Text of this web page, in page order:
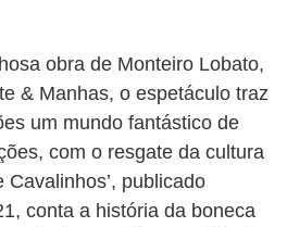
obra de Monteiro Lobato,
& Manhas, o espetáculo traz
um mundo fantástico de
com o resgate da cultura
Cavalinhos’, publicado
conta a história da boneca